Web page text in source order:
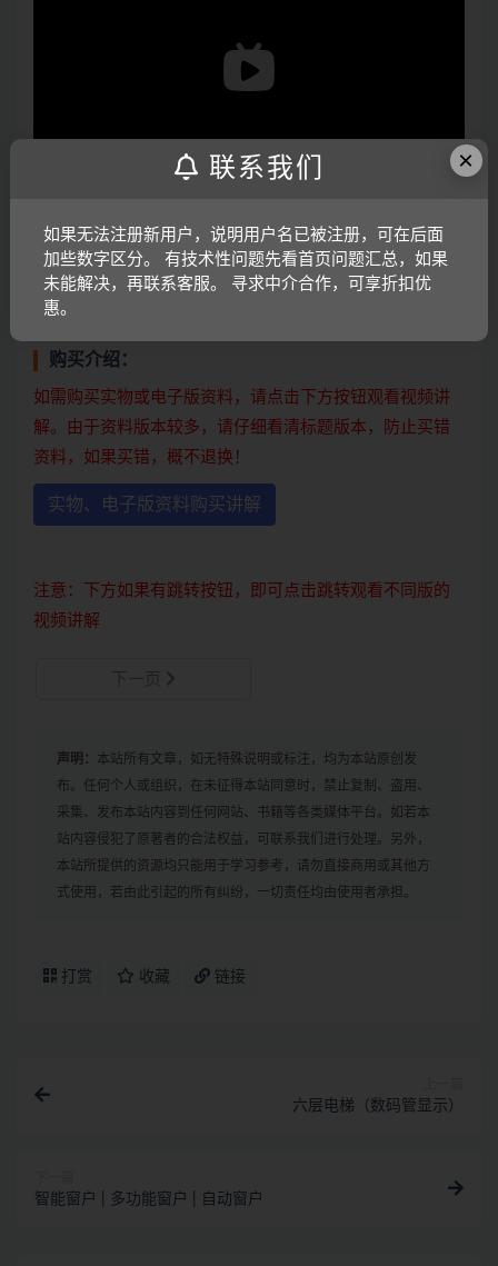
打开视频声音方法：鼠标放在视频中，点击右下角小喇叭
图形即可；视频放大后不清晰，可将鼠标放在视频上，点
击“进入哔哩哔哩，观看更高清”
购买介绍：
如需购买实物或电子版资料，请点击下方按钮观看视频讲
解。由于资料版本较多，请仔细看清标题版本，防止买错
资料，如果买错，概不退换！
实物、电子版资料购买讲解
注意：下方如果有跳转按钮，即可点击跳转观看不同版的
视频讲解
声明： 本站所有文章，如无特殊说明或标注，均为本站原创发
布。任何个人或组织，在未征得本站同意时，禁止复制、盗用、
采集、发布本站内容到任何网站、书籍等各类媒体平台。如若本
站内容侵犯了原著者的合法权益，可联系我们进行处理。另外，
本站所提供的资源均只能用于学习参考，请勿直接商用或其他方
式使用，若由此引起的所有纠纷，一切责任均由使用者承担。
打赏 收藏 链接
六层电梯（数码管显示）
智能窗户 | 多功能窗户 | 自动窗户
×
联系我们
如果无法注册新用户，说明用户名已被注册，可在后面
加些数字区分。 有技术性问题先看首页问题汇总，如果
未能解决，再联系客服。 寻求中介合作，可享折扣优
惠。